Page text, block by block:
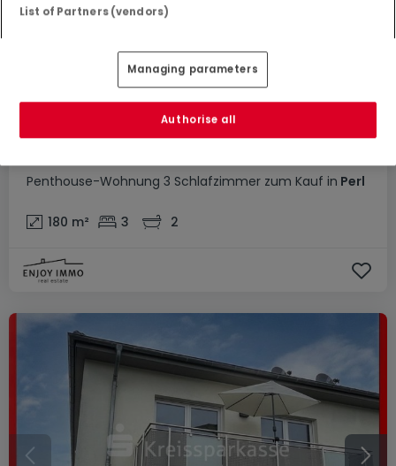
Penthouse-Wohnung 3 Schlafzimmer zum Kauf in Perl
180 m² 3 2
List of Partners (vendors)
Managing parameters
Authorise all